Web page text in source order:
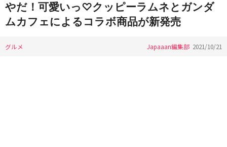
やだ！可愛いっ♡クッピーラムネとガンダ
ムカフェによるコラボ商品が新発売
グルメ Japaaan編集部 2021/10/21